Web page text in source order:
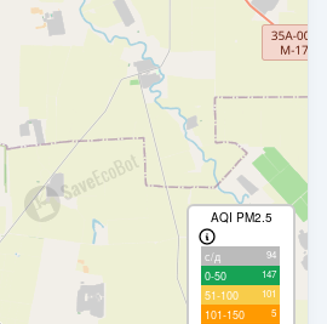
AQI PM2.5
с/д 94
0-50 147
51-100 101
101-150 5